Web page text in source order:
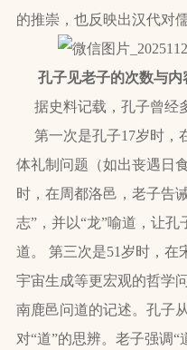
的推崇，也反映出汉代对
孔子见老子的次数与内
据史料记载，孔子曾经
第一次是孔子17岁时，
体礼制问题（如出丧遇日
时，在周都洛邑，老子告
志”，并以“龙”喻道，让
道。 第三次是51岁时，在
宇宙生成等更宏观的哲学
南鹿邑问道的记述。孔子
对“道”的思辨。老子强调“